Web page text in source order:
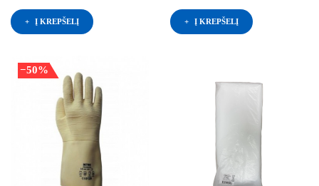
Į KREPŠELĮ Į KREPŠELĮ
−50%